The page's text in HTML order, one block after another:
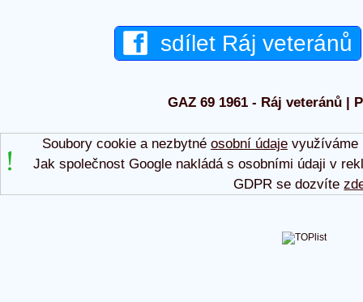
sdílet Ráj veteránů
GAZ 69 1961 - Ráj veteránů |
Soubory cookie a nezbytné osobní údajevyužíváme
Jak společnost Google nakládá s osobními údaji v
GDPR se dozvíte